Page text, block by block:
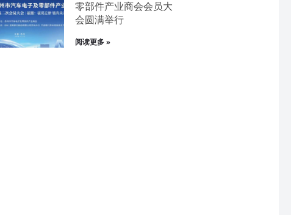
零部件产业商会会员大
会圆满举行
阅读更多 »